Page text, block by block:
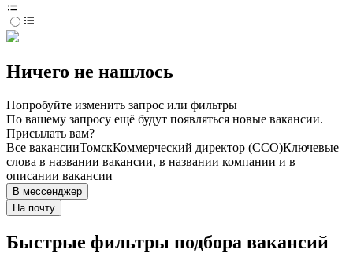
Ничего не нашлось
Попробуйте изменить запрос или фильтры
По вашему запросу ещё будут появляться новые вакансии.
Присылать вам?
Все вакансииТомскКоммерческий директор (CCO)Ключевые
слова в названии вакансии, в названии компании и в
описании вакансии
В мессенджер
На почту
Быстрые фильтры подбора вакансий